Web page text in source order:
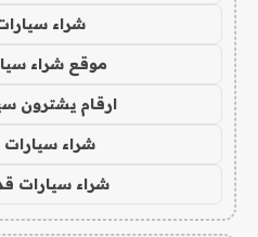
شراء
موقع شراء
ارقام يشترون
شراء
شراء سيارات